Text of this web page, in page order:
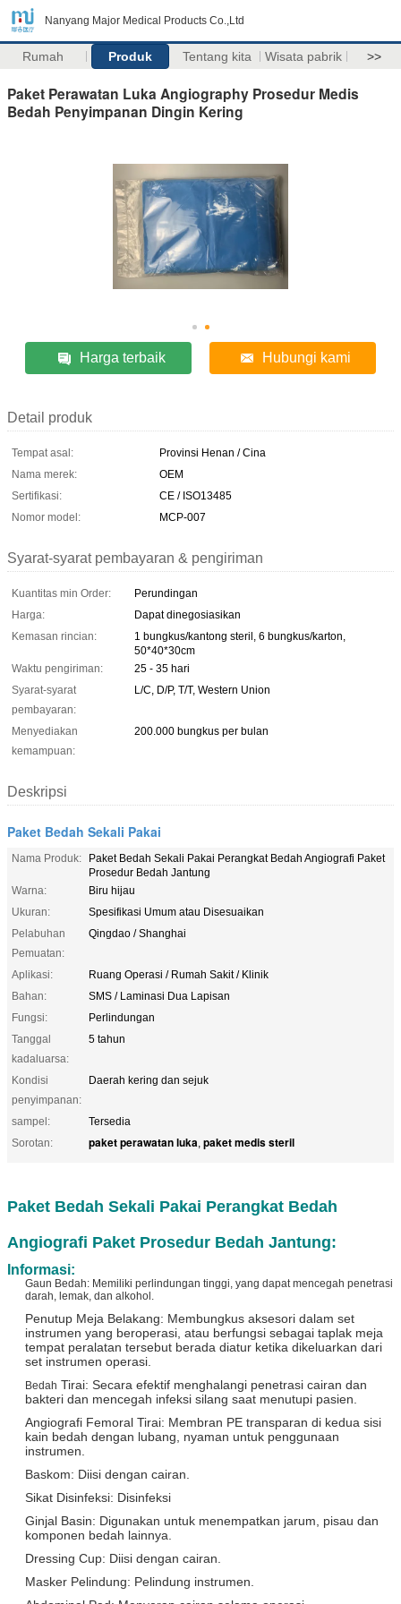
Nanyang Major Medical Products Co.,Ltd
Rumah Produk Tentang kita Wisata pabrik >>
Paket Perawatan Luka Angiography Prosedur Medis
Bedah Penyimpanan Dingin Kering
Harga terbaik Hubungi kami
Detail produk
Tempat asal:
Provinsi Henan / Cina
Nama merek:
OEM
Sertifikasi:
CE / ISO13485
Nomor model:
MCP-007
Syarat-syarat pembayaran & pengiriman
Kuantitas min Order:
Perundingan
Harga:
Dapat dinegosiasikan
Kemasan rincian:
1 bungkus/kantong steril, 6 bungkus/karton,
50*40*30cm
Waktu pengiriman:
25 - 35 hari
Syarat-syarat
pembayaran:
L/C, D/P, T/T, Western Union
Menyediakan
kemampuan:
200.000 bungkus per bulan
Deskripsi
Paket Bedah Sekali Pakai
Nama Produk:
Paket Bedah Sekali Pakai Perangkat Bedah Angiografi Paket
Prosedur Bedah Jantung
Warna:
Biru hijau
Ukuran:
Spesifikasi Umum atau Disesuaikan
Pelabuhan
Pemuatan:
Qingdao / Shanghai
Aplikasi:
Ruang Operasi / Rumah Sakit / Klinik
Bahan:
SMS / Laminasi Dua Lapisan
Fungsi:
Perlindungan
Tanggal
kadaluarsa:
5 tahun
Kondisi
penyimpanan:
Daerah kering dan sejuk
sampel:
Tersedia
Sorotan:
paket perawatan luka, paket medis steril
Paket Bedah Sekali Pakai Perangkat Bedah
Angiografi Paket Prosedur Bedah Jantung:
Informasi:
Gaun Bedah: Memiliki perlindungan tinggi, yang dapat mencegah penetrasi
darah, lemak, dan alkohol.
Penutup Meja Belakang: Membungkus aksesori dalam set
instrumen yang beroperasi, atau berfungsi sebagai taplak meja
tempat peralatan tersebut berada diatur ketika dikeluarkan dari
set instrumen operasi.
Bedah Tirai: Secara efektif menghalangi penetrasi cairan dan
bakteri dan mencegah infeksi silang saat menutupi pasien.
Angiografi Femoral Tirai: Membran PE transparan di kedua sisi
kain bedah dengan lubang, nyaman untuk penggunaan
instrumen.
Baskom: Diisi dengan cairan.
Sikat Disinfeksi: Disinfeksi
Ginjal Basin: Digunakan untuk menempatkan jarum, pisau dan
komponen bedah lainnya.
Dressing Cup: Diisi dengan cairan.
Masker Pelindung: Pelindung instrumen.